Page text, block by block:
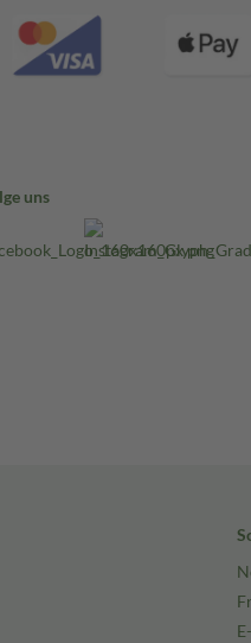
uns